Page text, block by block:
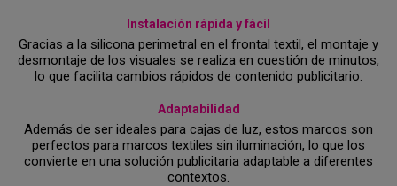
Instalación rápida y fácil
Gracias a la silicona perimetral en el frontal textil, el montaje y
desmontaje de los visuales se realiza en cuestión de minutos,
lo que facilita cambios rápidos de contenido publicitario.
Adaptabilidad
Además de ser ideales para cajas de luz, estos marcos son
perfectos para marcos textiles sin iluminación, lo que los
convierte en una solución publicitaria adaptable a diferentes
contextos.